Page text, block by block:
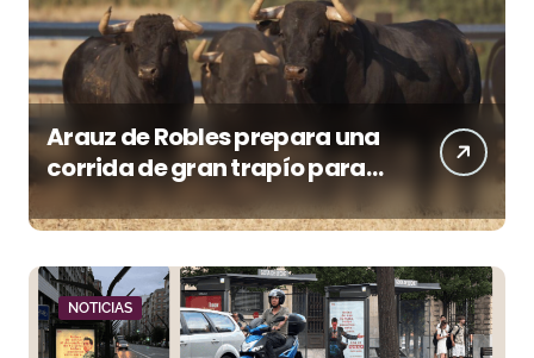
Arauz de Robles prepara una
corrida de gran trapío para
la despedida de Víctor Puerto
en Ciudad Real (Vídeo)
NOTICIAS